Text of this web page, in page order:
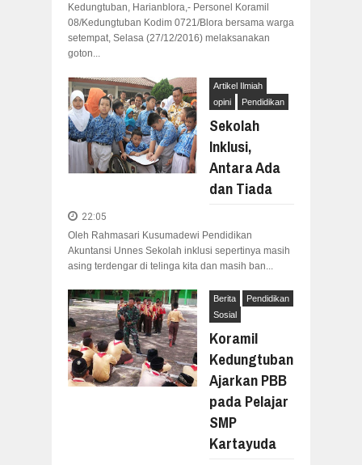
Kedungtuban, Harianblora,- Personel Koramil
08/Kedungtuban Kodim 0721/Blora bersama warga
setempat, Selasa (27/12/2016) melaksanakan
goton...
Artikel Ilmiah
opini
Pendidikan
Sekolah
Inklusi,
Antara Ada
dan Tiada
22:05
Oleh Rahmasari Kusumadewi Pendidikan
Akuntansi Unnes Sekolah inklusi sepertinya masih
asing terdengar di telinga kita dan masih ban...
Berita
Pendidikan
Sosial
Koramil
Kedungtuban
Ajarkan PBB
pada Pelajar
SMP
Kartayuda